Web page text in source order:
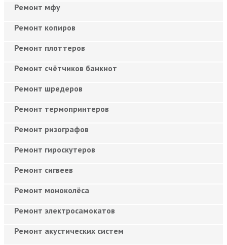
Ремонт мфу
Ремонт копиров
Ремонт плоттеров
Ремонт счётчиков банкнот
Ремонт шредеров
Ремонт термопринтеров
Ремонт ризографов
Ремонт гироскутеров
Ремонт сигвеев
Ремонт моноколёса
Ремонт электросамокатов
Ремонт акустических систем